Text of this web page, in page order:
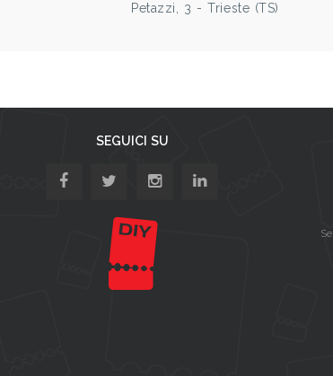
Petazzi, 3 - Trieste (TS)
SEGUICI SU